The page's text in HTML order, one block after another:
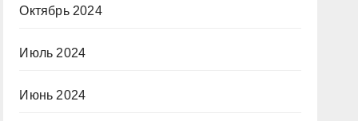
Октябрь 2024
Июль 2024
Июнь 2024